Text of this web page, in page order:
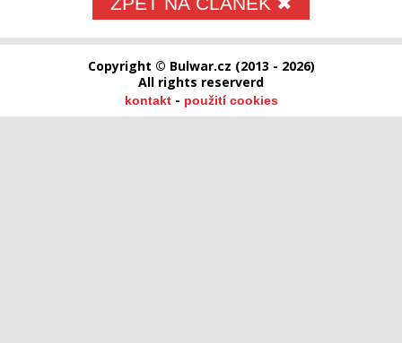
Copyright © Bulwar.cz (2013 - 2026)
All rights reserverd
kontakt- použití cookies